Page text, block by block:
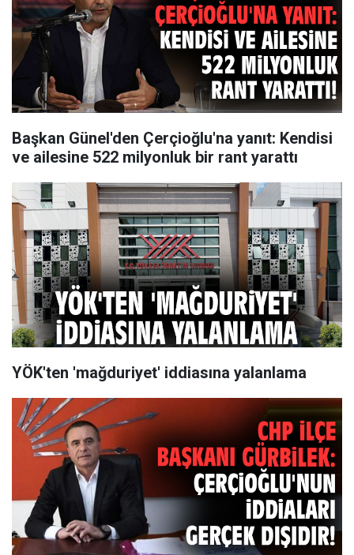
Başkan Günel'den Çerçioğlu'na yanıt: Kendisi
ve ailesine 522 milyonluk bir rant yarattı
YÖK'ten 'mağduriyet' iddiasına yalanlama